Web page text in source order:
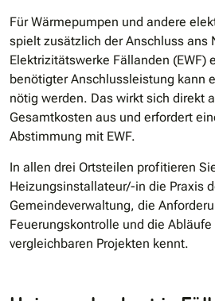
Für Wärmepumpen und andere
spielt zusätzlich der Anschluss ans
Elektrizitätswerke Fällanden (EWF)
benötigter Anschlussleistung kann
nötig werden. Das wirkt sich direkt
Gesamtkosten aus und erfordert
Abstimmung mit EWF.
In allen drei Ortsteilen profitieren
Heizungsinstallateur/-in die Praxis
Gemeindeverwaltung, die
Feuerungskontrolle und die
vergleichbaren Projekten kennt.